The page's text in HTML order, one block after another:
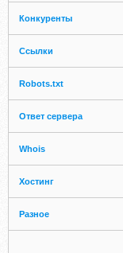
Конкуренты
Ссылки
Robots.txt
Ответ сервера
Whois
Хостинг
Разное